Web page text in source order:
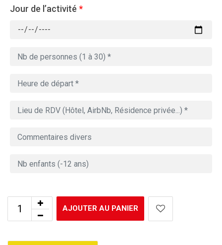
Jour de l’activité *
AJOUTER AU PANIER